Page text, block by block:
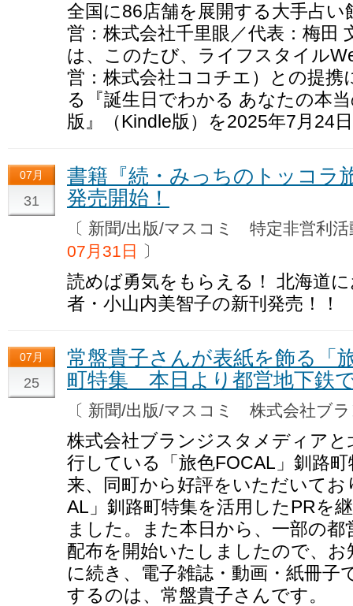
全国に86店舗を展開する大手占い
営：株式会社千里眼／代表：梅田
は、このたび、ライフスタイル
営：株式会社ココチエ）との提携
る『誕生日でわかる あなたの本
版』（Kindle版）を2025年7月24
07月
31
書籍『続・みっちのトッコラ
発売開始！
〔 新聞/出版/マスコミ 特定非営利
07月31日
〕
読めば勇気をもらえる！ 北海道
者・小山内美智子の新刊発売！！
07月
25
常盤貴子さんが表紙を飾る「
町特集 本日より都営地下鉄
〔 新聞/出版/マスコミ 株式会社ブ
株式会社ブランジスタメディア
行している「旅色FOCAL」釧路
来、同町から好評をいただいて
AL」釧路町特集を活用したPRを
ました。また本日から、一部の
配布を開始いたしましたので、
に続き、電子雑誌・動画・紙冊子
するのは、常盤貴子さんです。